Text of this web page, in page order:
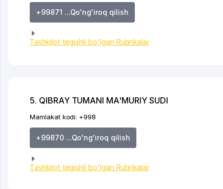
+99871 ...Qo'ng'iroq qilish
Tashkilot tegishli bo'lgan Rubrikalar
5. QIBRAY TUMANI MA'MURIY SUDI
Mamlakat kodi: +998
+99870 ...Qo'ng'iroq qilish
Tashkilot tegishli bo'lgan Rubrikalar